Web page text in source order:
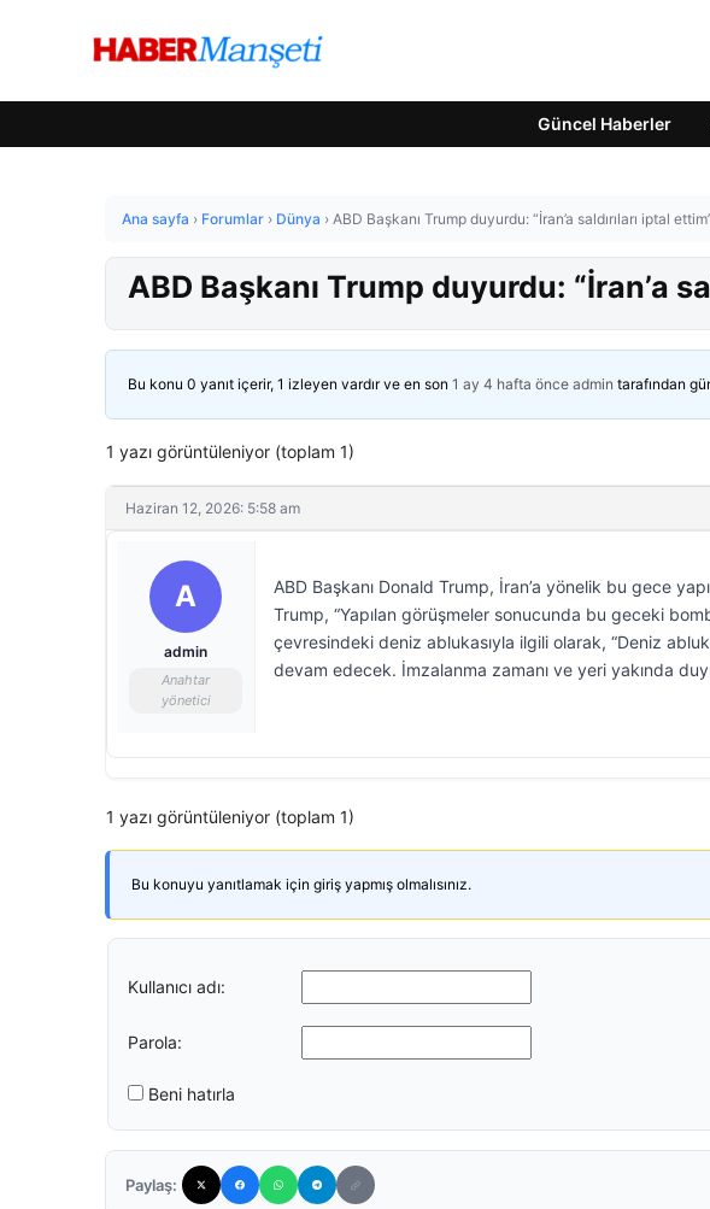
Güncel Haberler
Ana sayfa › Forumlar › Dünya › ABD Başkanı Trump duyurdu: “İran’a saldırıları iptal
ABD Başkanı Trump duyurdu: “İran’a
Bu konu 0 yanıt içerir, 1 izleyen vardır ve en son 1 ay 4 hafta önce admin tarafından
1 yazı görüntüleniyor (toplam 1)
Haziran 12, 2026: 5:58 am
A
admin
Anahtar
yönetici
ABD Başkanı Donald Trump, İran’a yönelik bu gece
Trump, “Yapılan görüşmeler sonucunda bu geceki
çevresindeki deniz ablukasıyla ilgili olarak, “Deniz
devam edecek. İmzalanma zamanı ve yeri yakında
1 yazı görüntüleniyor (toplam 1)
Bu konuyu yanıtlamak için giriş yapmış olmalısınız.
Kullanıcı adı:
Parola:
Beni hatırla
Paylaş: